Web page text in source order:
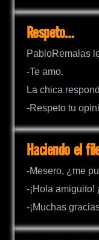
Respeto…
PabloRemalas
-Te amo.
La chica
-Respeto tu
Haciendo el
-Mesero, ¿me
-¡Hola amiguito!
-¡Muchas